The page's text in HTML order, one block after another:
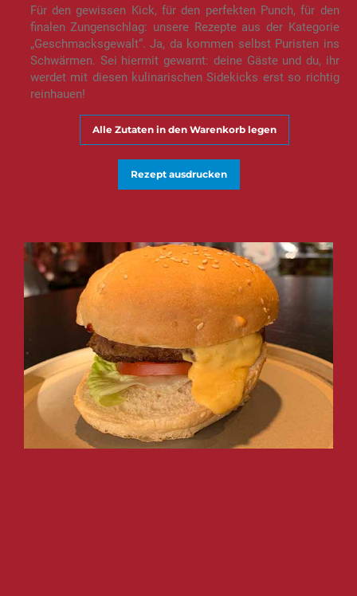
Für den gewissen Kick, für den perfekten Punch, für den
finalen Zungenschlag: unsere Rezepte aus der Kategorie
„Geschmacksgewalt“. Ja, da kommen selbst Puristen ins
Schwärmen. Sei hiermit gewarnt: deine Gäste und du, ihr
werdet mit diesen kulinarischen Sidekicks erst so richtig
reinhauen!
Alle Zutaten in den Warenkorb legen
Rezept ausdrucken